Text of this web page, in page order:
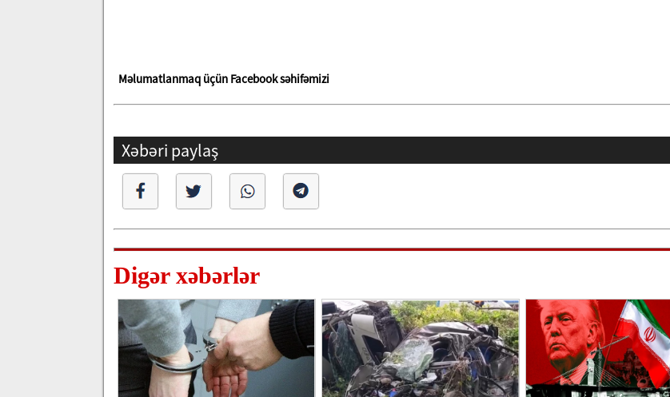
Məlumatlanmaq üçün Facebook səhifəmizi
Xəbəri paylaş
Digər xəbərlər